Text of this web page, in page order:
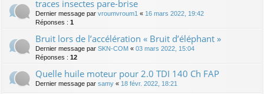
traces insectes pare-brise
Dernier message par vroumvroum1 « 16 mars 2022, 19:42
Réponses : 1
Bruit lors de l’accélération « Bruit d’éléphant »
Dernier message par SKN-COM « 03 mars 2022, 15:04
Réponses : 12
Quelle huile moteur pour 2.0 TDI 140 Ch FAP
Dernier message par samy « 18 févr. 2022, 18:21